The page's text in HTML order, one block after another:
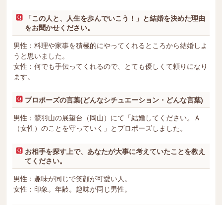
「この人と、人生を歩んでいこう！」と結婚を決めた理由
をお聞かせください。
男性：料理や家事を積極的にやってくれるところから結婚しよ
うと思いました。
女性：何でも手伝ってくれるので、とても優しくて頼りになり
ます。
プロポーズの言葉(どんなシチュエーション・どんな言葉)
男性：鷲羽山の展望台（岡山）にて「結婚してください。Ａ
（女性）のことを守っていく」とプロポーズしました。
お相手を探す上で、あなたが大事に考えていたことを教え
てください。
男性：趣味が同じで笑顔が可愛い人。
女性：印象。年齢。趣味が同じ男性。